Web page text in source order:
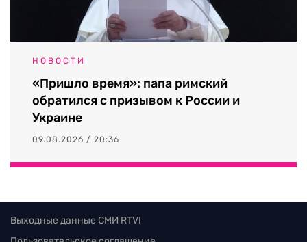
НОВОСТИ
«Пришло время»: папа римский
обратился с призывом к России и
Украине
09.08.2026 / 20:36
Выходные данные СМИ RTVI